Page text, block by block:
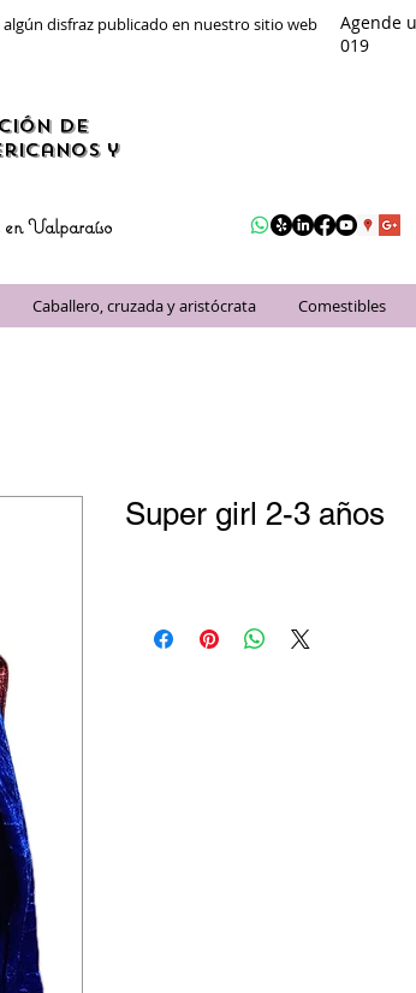
disfraz publicado en nuestro sitio web
Agende
019
de
y
Valparaíso
Caballero, cruzada y aristócrata Comestibles
Super girl 2-3 años